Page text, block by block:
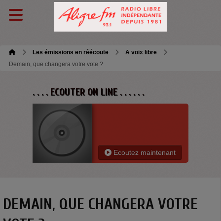
Les émissions en réécoute
A voix libre
Demain, que changera votre vote ?
. . . . ECOUTER ON LINE . . . . . .
Ecoutez maintenant
DEMAIN, QUE CHANGERA VOTRE